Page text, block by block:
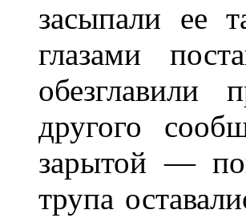
засыпали ее
глазами
обезглавили
другого
зарытой —
трупа